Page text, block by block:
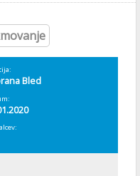
Bled